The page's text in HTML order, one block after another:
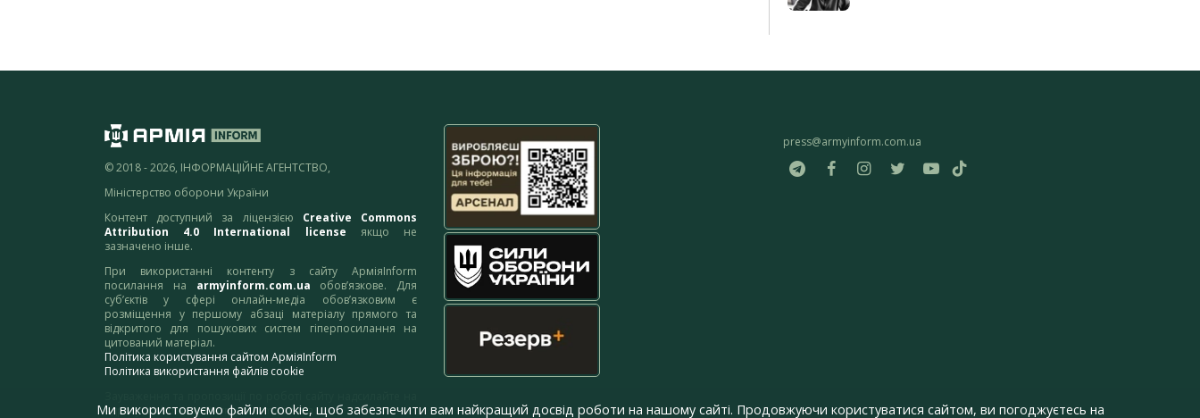
© 2018 - 2026, ІНФОРМАЦІЙНЕ АГЕНТСТВО,
Міністерство оборони України
Контент доступний за ліцензією Creative Commons
Attribution 4.0 International license якщо не
зазначено інше.
При використанні контенту з сайту АрміяInform
посилання на armyinform.com.ua обов’язкове. Для
суб’єктів у сфері онлайн-медіа обов’язковим є
розміщення у першому абзаці матеріалу прямого та
відкритого для пошукових систем гіперпосилання на
цитований матеріал.
Політика користування сайтом АрміяInform
Політика використання файлів cookie
адресу:webmaster@armyinform.com.ua
press@armyinform.com.ua
Ми використовуємо файли cookie, щоб забезпечити вам найкращий досвід роботи на нашому сайті. Продовжуючи користуватися сайтом, ви погоджуєтесь на